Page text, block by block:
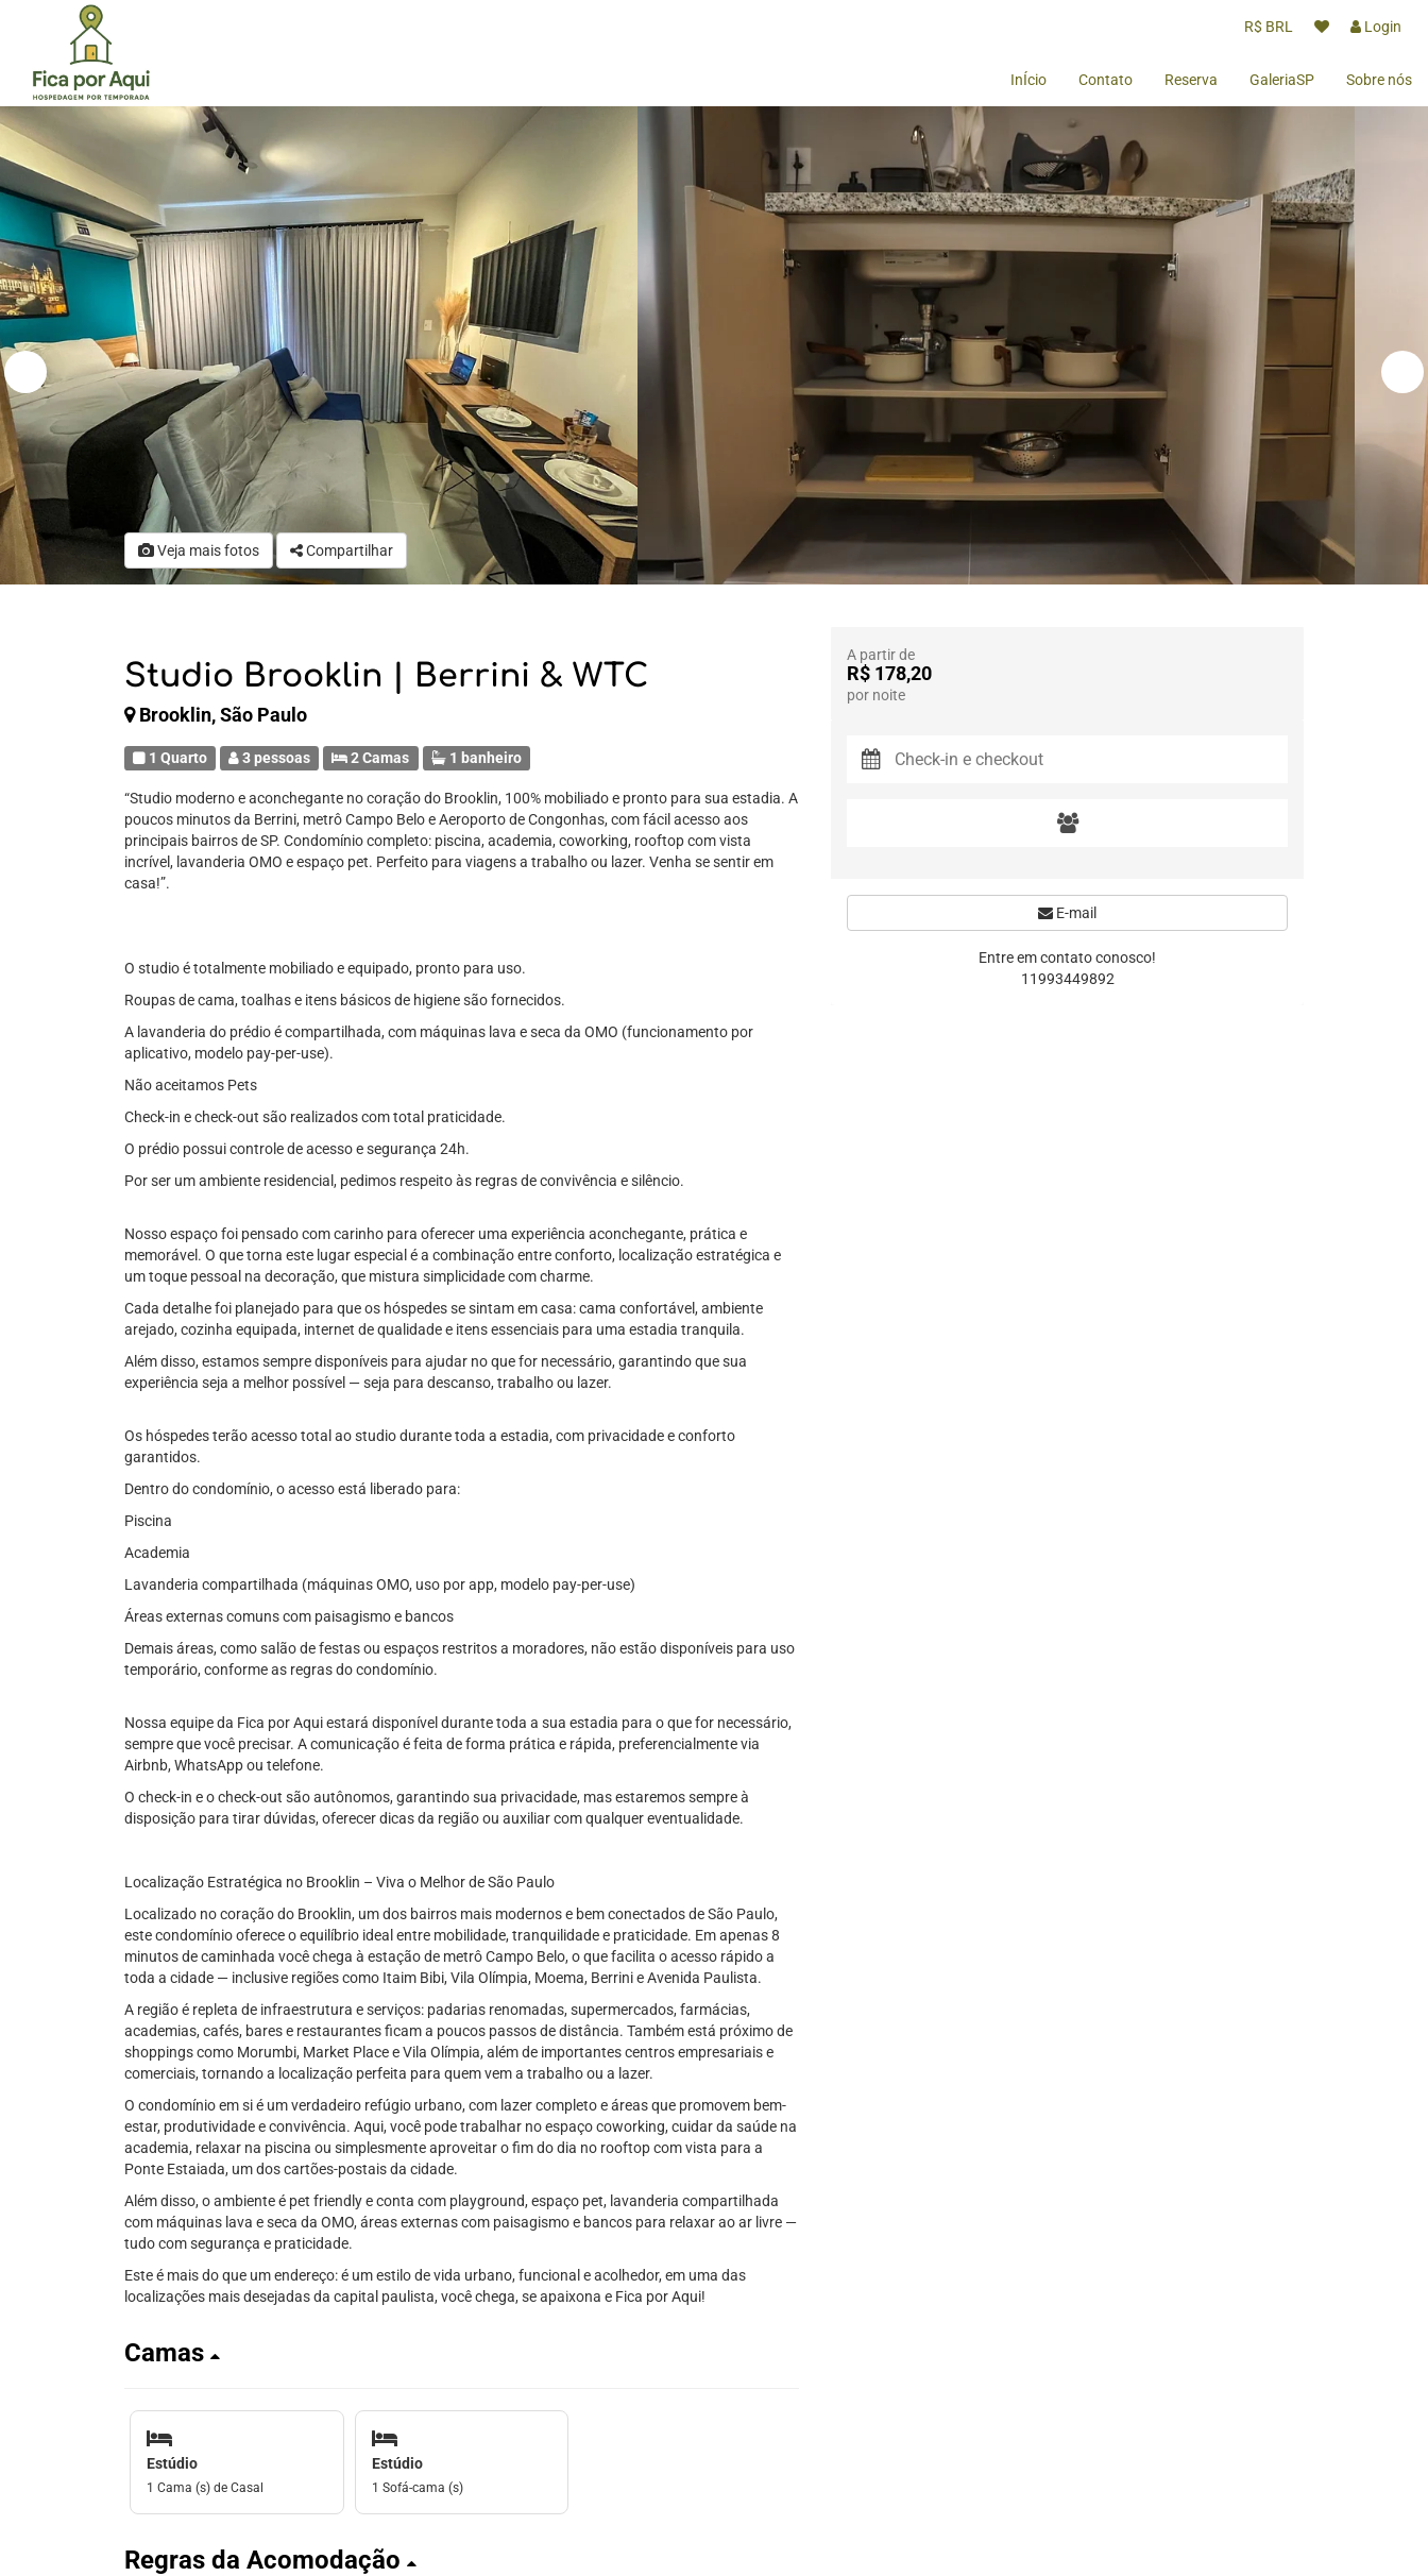
R$ BRL Login
InÍcio Contato Reserva GaleriaSP Sobre nós
Veja mais fotos Compartilhar
Studio Brooklin | Berrini & WTC
Brooklin, São Paulo
1 Quarto 3 pessoas 2 Camas 1 banheiro
“Studio moderno e aconchegante no coração do Brooklin, 100% mobiliado e pronto para sua estadia. A
poucos minutos da Berrini, metrô Campo Belo e Aeroporto de Congonhas, com fácil acesso aos
principais bairros de SP. Condomínio completo: piscina, academia, coworking, rooftop com vista
incrível, lavanderia OMO e espaço pet. Perfeito para viagens a trabalho ou lazer. Venha se sentir em
casa!”.
O studio é totalmente mobiliado e equipado, pronto para uso.
Roupas de cama, toalhas e itens básicos de higiene são fornecidos.
A lavanderia do prédio é compartilhada, com máquinas lava e seca da OMO (funcionamento por
aplicativo, modelo pay-per-use).
Não aceitamos Pets
Check-in e check-out são realizados com total praticidade.
O prédio possui controle de acesso e segurança 24h.
Por ser um ambiente residencial, pedimos respeito às regras de convivência e silêncio.
Nosso espaço foi pensado com carinho para oferecer uma experiência aconchegante, prática e
memorável. O que torna este lugar especial é a combinação entre conforto, localização estratégica e
um toque pessoal na decoração, que mistura simplicidade com charme.
Cada detalhe foi planejado para que os hóspedes se sintam em casa: cama confortável, ambiente
arejado, cozinha equipada, internet de qualidade e itens essenciais para uma estadia tranquila.
Além disso, estamos sempre disponíveis para ajudar no que for necessário, garantindo que sua
experiência seja a melhor possível — seja para descanso, trabalho ou lazer.
Os hóspedes terão acesso total ao studio durante toda a estadia, com privacidade e conforto
garantidos.
Dentro do condomínio, o acesso está liberado para:
Piscina
Academia
Lavanderia compartilhada (máquinas OMO, uso por app, modelo pay-per-use)
Áreas externas comuns com paisagismo e bancos
Demais áreas, como salão de festas ou espaços restritos a moradores, não estão disponíveis para uso
temporário, conforme as regras do condomínio.
Nossa equipe da Fica por Aqui estará disponível durante toda a sua estadia para o que for necessário,
sempre que você precisar. A comunicação é feita de forma prática e rápida, preferencialmente via
Airbnb, WhatsApp ou telefone.
O check-in e o check-out são autônomos, garantindo sua privacidade, mas estaremos sempre à
disposição para tirar dúvidas, oferecer dicas da região ou auxiliar com qualquer eventualidade.
Localização Estratégica no Brooklin – Viva o Melhor de São Paulo
Localizado no coração do Brooklin, um dos bairros mais modernos e bem conectados de São Paulo,
este condomínio oferece o equilíbrio ideal entre mobilidade, tranquilidade e praticidade. Em apenas 8
minutos de caminhada você chega à estação de metrô Campo Belo, o que facilita o acesso rápido a
toda a cidade — inclusive regiões como Itaim Bibi, Vila Olímpia, Moema, Berrini e Avenida Paulista.
A região é repleta de infraestrutura e serviços: padarias renomadas, supermercados, farmácias,
academias, cafés, bares e restaurantes ficam a poucos passos de distância. Também está próximo de
shoppings como Morumbi, Market Place e Vila Olímpia, além de importantes centros empresariais e
comerciais, tornando a localização perfeita para quem vem a trabalho ou a lazer.
O condomínio em si é um verdadeiro refúgio urbano, com lazer completo e áreas que promovem bem-
estar, produtividade e convivência. Aqui, você pode trabalhar no espaço coworking, cuidar da saúde na
academia, relaxar na piscina ou simplesmente aproveitar o fim do dia no rooftop com vista para a
Ponte Estaiada, um dos cartões-postais da cidade.
Além disso, o ambiente é pet friendly e conta com playground, espaço pet, lavanderia compartilhada
com máquinas lava e seca da OMO, áreas externas com paisagismo e bancos para relaxar ao ar livre —
tudo com segurança e praticidade.
Este é mais do que um endereço: é um estilo de vida urbano, funcional e acolhedor, em uma das
localizações mais desejadas da capital paulista, você chega, se apaixona e Fica por Aqui!
Camas
Estúdio
1 Cama (s) de Casal
Estúdio
1 Sofá-cama (s)
Regras da Acomodação
A partir de
R$ 178,20
por noite
E-mail
Entre em contato conosco!
11993449892